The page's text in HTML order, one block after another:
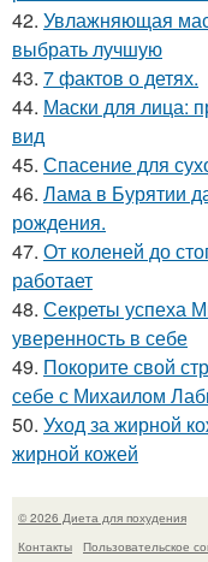
42. Увлажняющая
выбрать лучшую
43. 7 фактов о детях.
44. Маски для лица:
вид
45. Спасение для
46. Лама в Бурятии
рождения.
47. От коленей до
работает
48. Секреты успеха
уверенность в себе
49. Покорите свой
себе с Михаилом
50. Уход за жирной
жирной кожей
© 2026 Диета для похудения
Контакты
Пользовательское